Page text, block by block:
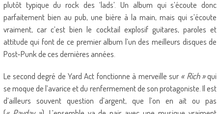
plutôt typique du rock des ‘lads’. Un album qui s’écoute donc
parfaitement bien au pub, une bière à la main, mais qui s’écoute
vraiment, car c’est bien le cocktail explosif guitares, paroles et
attitude qui font de ce premier album l’un des meilleurs disques de
Post-Punk de ces dernières années.
Le second degré de Yard Act fonctionne à merveille sur« Rich »qui
se moque de l’avarice et du renfermement de son protagoniste. Il est
d’ailleurs souvent question d’argent, que l’on en ait ou pas